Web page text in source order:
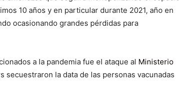
10 años y en particular durante 2021, año en
ocasionando grandes pérdidas para
a la pandemia fue el ataque al Ministerio
secuestraron la data de las personas vacunadas